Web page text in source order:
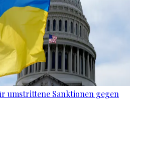
umstrittene Sanktionen gegen